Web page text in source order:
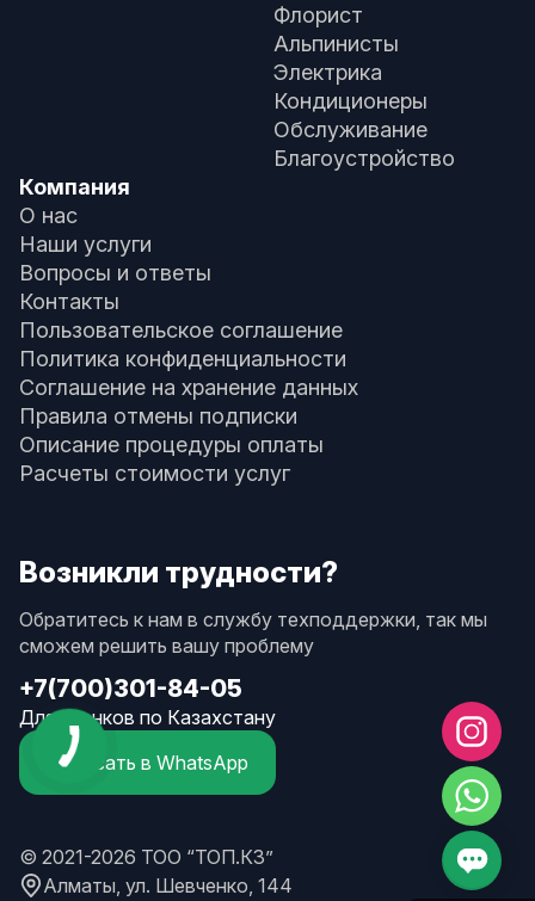
Флорист
Альпинисты
Электрика
Кондиционеры
Обслуживание
Благоустройство
Компания
О нас
Наши услуги
Вопросы и ответы
Контакты
Пользовательское соглашение
Политика конфиденциальности
Соглашение на хранение данных
Правила отмены подписки
Описание процедуры оплаты
Расчеты стоимости услуг
Возникли трудности?
Обратитесь к нам в службу техподдержки, так мы
сможем решить вашу проблему
+7(700)301-84-05
Для звонков по Казахстану
Написать в WhatsApp
© 2021-2026 ТОО “ТОП.КЗ”
Алматы, ул. Шевченко, 144